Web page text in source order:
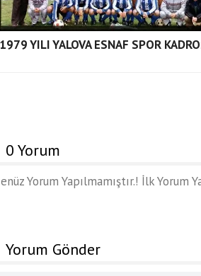
1979 YILI YALOVA ESNAF SPOR
0 Yorum
Yorum Yapılmamıştır.! İlk Yorum
Yorum Gönder